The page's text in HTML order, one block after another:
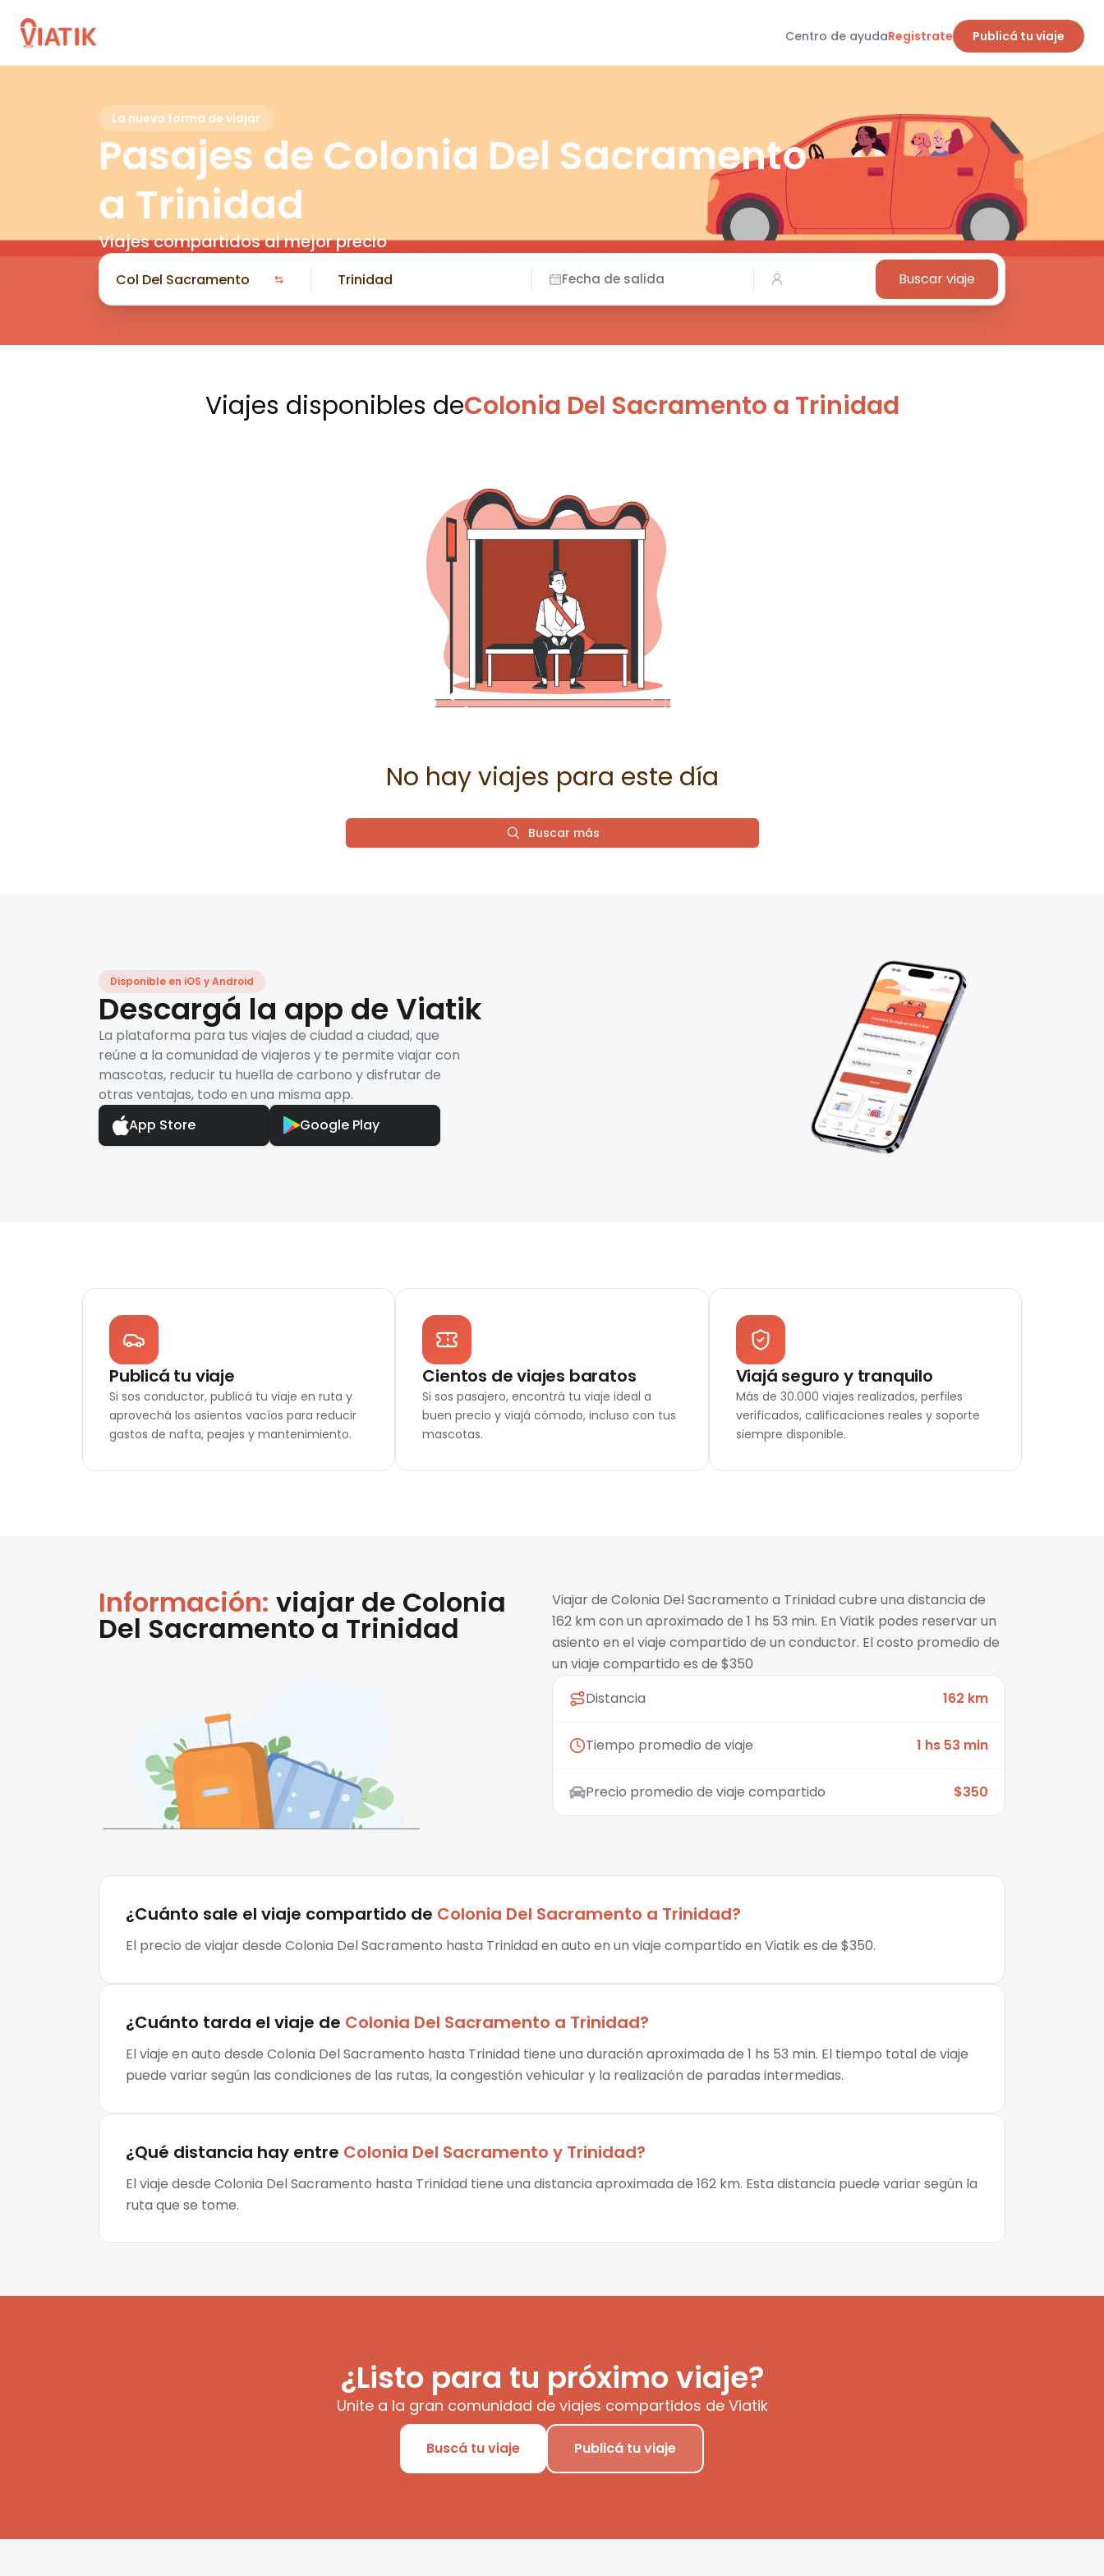
Centro de ayudaRegistrate Publicá tu viaje
La nueva forma de viajar
Pasajes de Colonia Del Sacramento
a Trinidad
Viajes compartidos al mejor precio
Fecha de salida Buscar viaje
Viajes disponibles deColonia Del Sacramento a Trinidad
No hay viajes para este día
Buscar más
Disponible en iOS y Android
Descargá la app de Viatik
La plataforma para tus viajes de ciudad a ciudad, que
reúne a la comunidad de viajeros y te permite viajar con
mascotas, reducir tu huella de carbono y disfrutar de
otras ventajas, todo en una misma app.
App Store
Google Play
Publicá tu viaje
Si sos conductor, publicá tu viaje en ruta y
aprovechá los asientos vacíos para reducir
gastos de nafta, peajes y mantenimiento.
Cientos de viajes baratos
Si sos pasajero, encontrá tu viaje ideal a
buen precio y viajá cómodo, incluso con tus
mascotas.
Viajá seguro y tranquilo
Más de 30.000 viajes realizados, perfiles
verificados, calificaciones reales y soporte
siempre disponible.
Información: viajar de Colonia
Del Sacramentoa Trinidad
Viajar de Colonia Del Sacramento a Trinidad cubre una distancia de
162 km con un aproximado de 1 hs 53 min. En Viatik podes reservar un
asiento en el viaje compartido de un conductor. El costo promedio de
un viaje compartido es de $350
Distancia
162 km
Tiempo promedio de viaje 1 hs 53 min
Precio promedio de viaje compartido $350
¿Cuánto sale el viaje compartido de Colonia Del Sacramento a Trinidad?
El precio de viajar desde Colonia Del Sacramento hasta Trinidad en auto en un viaje compartido en Viatik es de $350.
¿Cuánto tarda el viaje de Colonia Del Sacramento a Trinidad?
El viaje en auto desde Colonia Del Sacramento hasta Trinidad tiene una duración aproximada de 1 hs 53 min. El tiempo total de viaje
puede variar según las condiciones de las rutas, la congestión vehicular y la realización de paradas intermedias.
¿Qué distancia hay entre Colonia Del Sacramento y Trinidad?
El viaje desde Colonia Del Sacramento hasta Trinidad tiene una distancia aproximada de 162 km. Esta distancia puede variar según la
ruta que se tome.
¿Listo para tu próximo viaje?
Unite a la gran comunidad de viajes compartidos de Viatik
Buscá tu viaje Publicá tu viaje